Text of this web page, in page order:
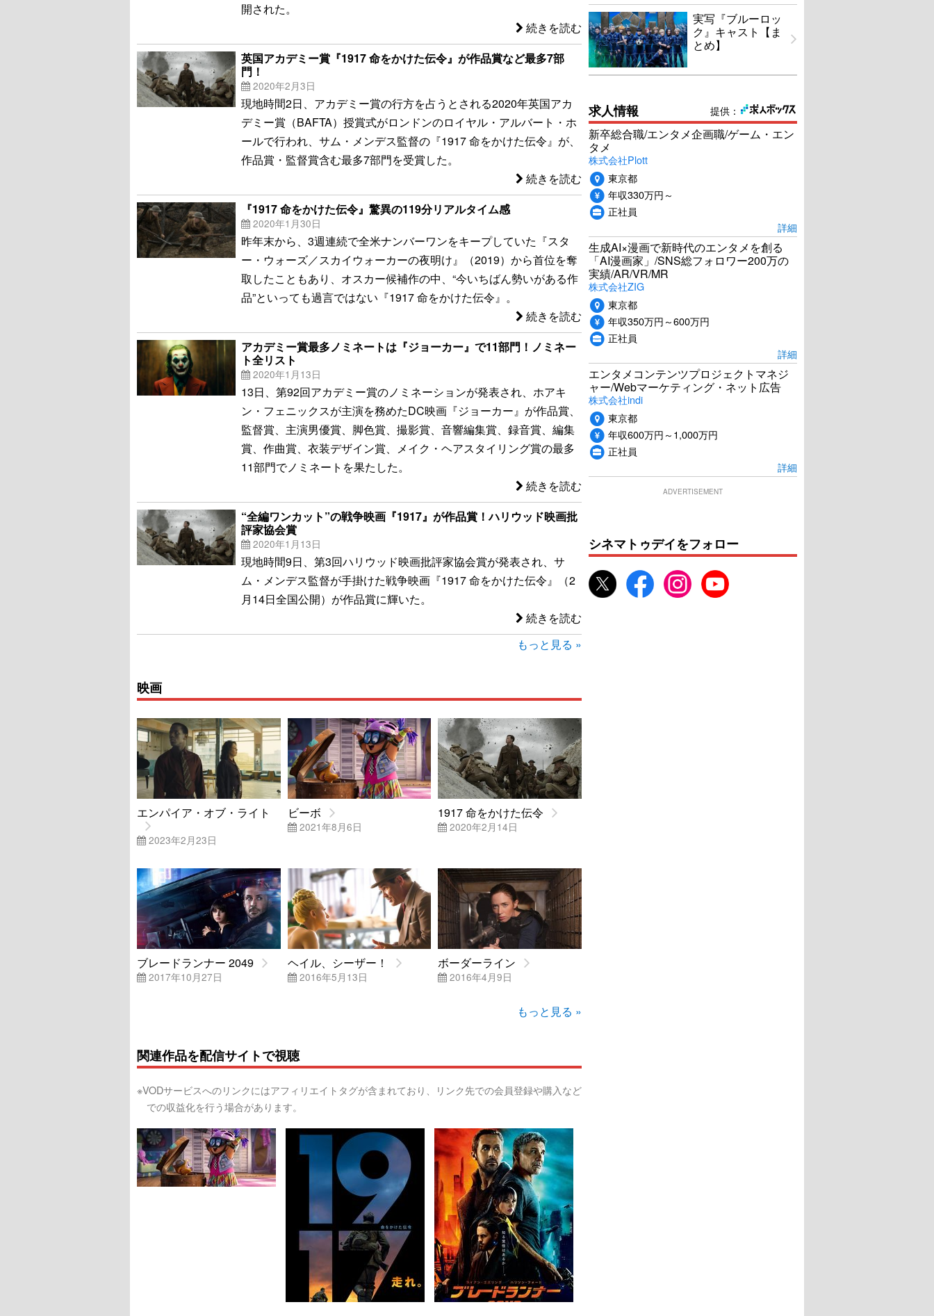
開された。
続きを読む
英国アカデミー賞『1917 命をかけた伝令』が作品賞など最多7部
門！
2020年2月3日
現地時間2日、アカデミー賞の行方を占うとされる2020年英国アカ
デミー賞（BAFTA）授賞式がロンドンのロイヤル・アルバート・ホ
ールで行われ、サム・メンデス監督の『1917 命をかけた伝令』が、
作品賞・監督賞含む最多7部門を受賞した。
続きを読む
『1917 命をかけた伝令』驚異の119分リアルタイム感
2020年1月30日
昨年末から、3週連続で全米ナンバーワンをキープしていた『スタ
ー・ウォーズ／スカイウォーカーの夜明け』（2019）から首位を奪
取したこともあり、オスカー候補作の中、“今いちばん勢いがある作
品”といっても過言ではない『1917 命をかけた伝令』。
続きを読む
アカデミー賞最多ノミネートは『ジョーカー』で11部門！ノミネー
ト全リスト
2020年1月13日
13日、第92回アカデミー賞のノミネーションが発表され、ホアキ
ン・フェニックスが主演を務めたDC映画『ジョーカー』が作品賞、
監督賞、主演男優賞、脚色賞、撮影賞、音響編集賞、録音賞、編集
賞、作曲賞、衣装デザイン賞、メイク・ヘアスタイリング賞の最多
11部門でノミネートを果たした。
続きを読む
“全編ワンカット”の戦争映画『1917』が作品賞！ハリウッド映画批
評家協会賞
2020年1月13日
現地時間9日、第3回ハリウッド映画批評家協会賞が発表され、サ
ム・メンデス監督が手掛けた戦争映画『1917 命をかけた伝令』（2
月14日全国公開）が作品賞に輝いた。
続きを読む
もっと見る »
映画
エンパイア・オブ・ライト
2023年2月23日
ビーボ
2021年8月6日
1917 命をかけた伝令
2020年2月14日
ブレードランナー 2049
2017年10月27日
ヘイル、シーザー！
2016年5月13日
ボーダーライン
2016年4月9日
もっと見る »
関連作品を配信サイトで視聴
※VODサービスへのリンクにはアフィリエイトタグが含まれており、リンク先での会員登録や購入など
での収益化を行う場合があります。
実写『ブルーロッ
ク』キャスト【ま
とめ】
提供：
求人情報
新卒総合職/エンタメ企画職/ゲーム・エン
タメ
株式会社Plott
東京都
年収330万円～
正社員
詳細
生成AI×漫画で新時代のエンタメを創る
「AI漫画家」/SNS総フォロワー200万の
実績/AR/VR/MR
株式会社ZIG
東京都
年収350万円～600万円
正社員
詳細
エンタメコンテンツプロジェクトマネジ
ャー/Webマーケティング・ネット広告
株式会社indi
東京都
年収600万円～1,000万円
正社員
詳細
ADVERTISEMENT
シネマトゥデイをフォロー